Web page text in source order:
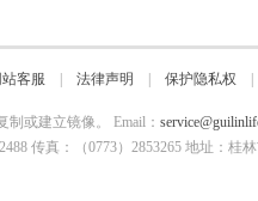
站客服 法律声明 保护隐私权
或建立镜像。 Email：
传真：（0773）2853265 地址：